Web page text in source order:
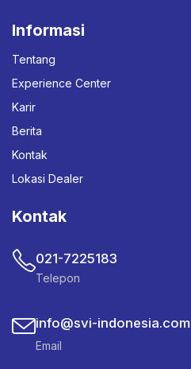
Informasi
Tentang
Experience Center
Karir
Berita
Kontak
Lokasi Dealer
Kontak
021-7225183
Telepon
info@svi-indonesia.com
Email